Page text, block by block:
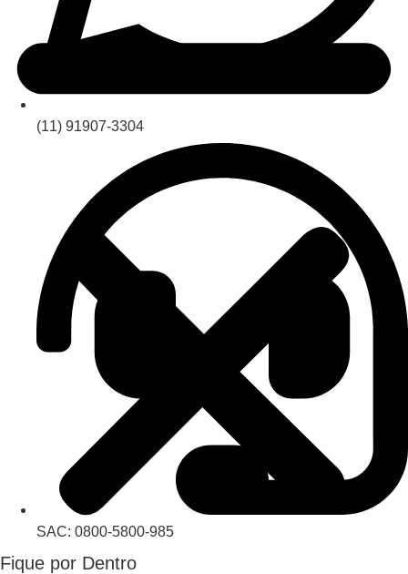
(11) 91907-3304
SAC: 0800-5800-985
Fique por Dentro